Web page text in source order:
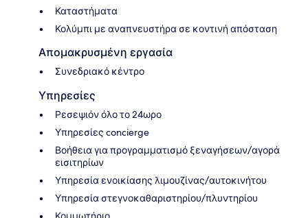
Καταστήματα
Κολύμπι με αναπνευστήρα σε κοντινή απόσταση
Απομακρυσμένη εργασία
Συνεδριακό κέντρο
Υπηρεσίες
Ρεσεψιόν όλο το 24ωρο
Υπηρεσίες concierge
Βοήθεια για προγραμματισμό ξεναγήσεων/αγορά
εισιτηρίων
Υπηρεσία ενοικίασης λιμουζίνας/αυτοκινήτου
Υπηρεσία στεγνοκαθαριστηρίου/πλυντηρίου